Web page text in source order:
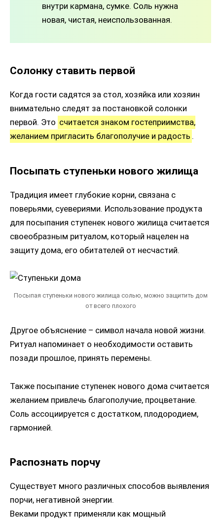
внутри кармана, сумке. Соль нужна
новая, чистая, неиспользованная.
Солонку ставить первой
Когда гости садятся за стол, хозяйка или хозяин
внимательно следят за постановкой солонки
первой. Это считается знаком гостеприимства,
желанием пригласить благополучие и радость .
Посыпать ступеньки нового жилища
Традиция имеет глубокие корни, связана с
поверьями, суевериями. Использование продукта
для посыпания ступенек нового жилища считается
своеобразным ритуалом, который нацелен на
защиту дома, его обитателей от несчастий.
Посыпая ступеньки нового жилища солью, можно защитить дом
от всего плохого
Другое объяснение – символ начала новой жизни.
Ритуал напоминает о необходимости оставить
позади прошлое, принять перемены.
Также посыпание ступенек нового дома считается
желанием привлечь благополучие, процветание.
Соль ассоциируется с достатком, плодородием,
гармонией.
Распознать порчу
Существует много различных способов выявления
порчи, негативной энергии.
Веками продукт применяли как мощный